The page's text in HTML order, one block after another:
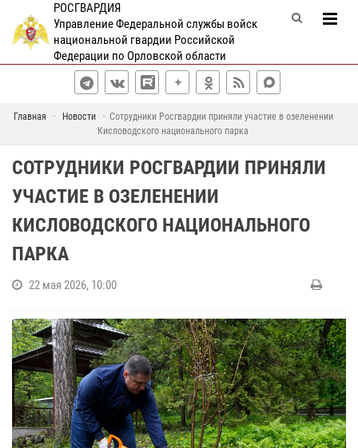
РОСГВАРДИЯ
Управление Федеральной службы войск
национальной гвардии Российской
Федерации по Орловской области
Главная Новости
Сотрудники Росгвардии приняли участие в озеленении
Кисловодского национального парка
СОТРУДНИКИ РОСГВАРДИИ ПРИНЯЛИ
УЧАСТИЕ В ОЗЕЛЕНЕНИИ
КИСЛОВОДСКОГО НАЦИОНАЛЬНОГО
ПАРКА
22 мая 2026, 10:00